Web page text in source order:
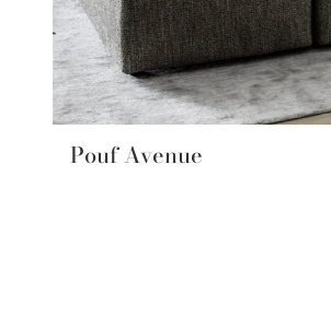
Pouf Avenue